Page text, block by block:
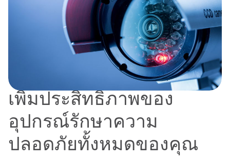
เพิ่มประสิทธิภาพของ
อุปกรณ์รักษาความ
ปลอดภัยทั้งหมดของคุณ